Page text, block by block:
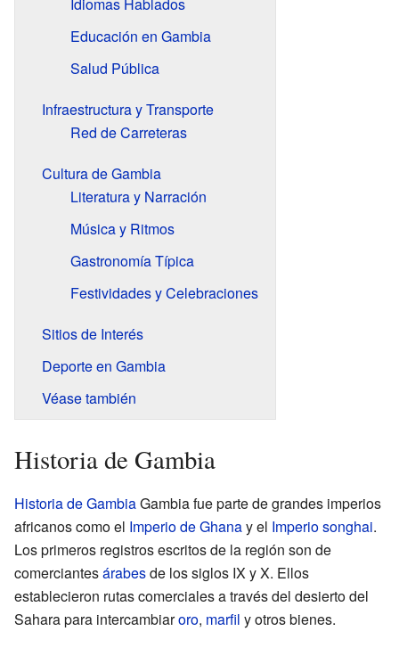
Idiomas Hablados
Educación en Gambia
Salud Pública
Infraestructura y Transporte
Red de Carreteras
Cultura de Gambia
Literatura y Narración
Música y Ritmos
Gastronomía Típica
Festividades y Celebraciones
Sitios de Interés
Deporte en Gambia
Véase también
Historia de Gambia
Historia de GambiaGambia fue parte de grandes imperios
africanos como el Imperio de Ghanay el Imperio songhai.
Los primeros registros escritos de la región son de
comerciantesárabesde los siglos IX y X. Ellos
establecieron rutas comerciales a través del desierto del
Sahara para intercambiaroro, marfil y otros bienes.